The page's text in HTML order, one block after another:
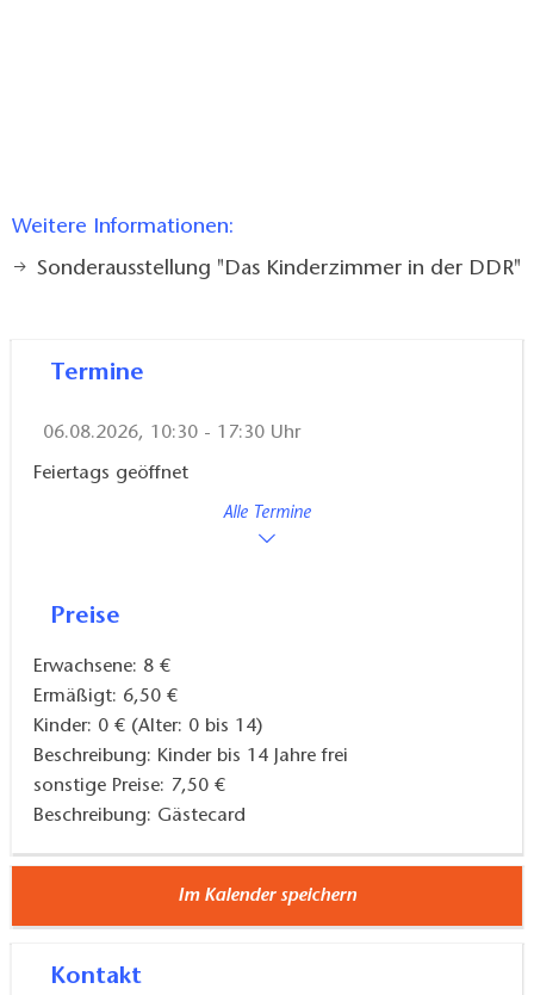
Weitere Informationen:
Sonderausstellung "Das Kinderzimmer in der DDR"
Termine
06.08.2026, 10:30 - 17:30 Uhr
Feiertags geöffnet
Alle Termine
Preise
Erwachsene: 8 €
Ermäßigt: 6,50 €
Kinder: 0 € (Alter: 0 bis 14)
Beschreibung: Kinder bis 14 Jahre frei
sonstige Preise: 7,50 €
Beschreibung: Gästecard
Im Kalender speichern
Kontakt